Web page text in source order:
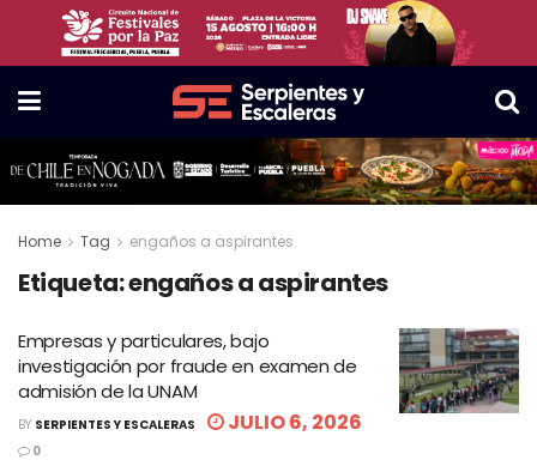
Home Tag engaños a aspirantes
Etiqueta:engaños a aspirantes
Empresas y particulares, bajo
investigación por fraude en examen de
admisión de la UNAM
BY SERPIENTES Y ESCALERAS JULIO 6, 2026
0